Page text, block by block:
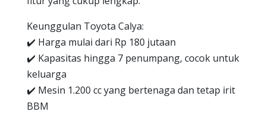
Keunggulan Toyota Calya:
✔️ Harga mulai dari Rp 180 jutaan
✔️ Kapasitas hingga 7 penumpang, cocok untuk
keluarga
✔️ Mesin 1.200 cc yang bertenaga dan tetap irit
BBM